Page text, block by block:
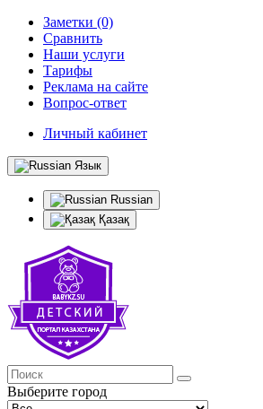
Заметки (0)
Сравнить
Наши услуги
Тарифы
Реклама на сайте
Вопрос-ответ
Личный кабинет
Язык
Russian
Қазақ
Выберите город